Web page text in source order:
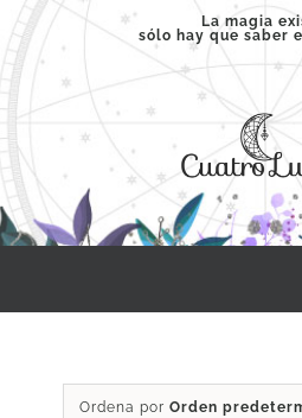
Saltar
contenido
La magia
sólo hay que saber
Ordena por Orden